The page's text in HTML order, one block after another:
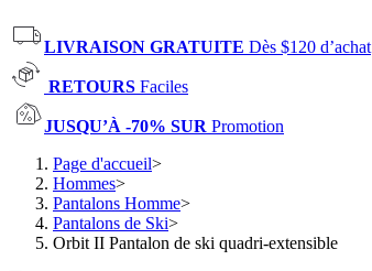
LIVRAISON GRATUITE Dès $120 d’achat
RETOURS Faciles
JUSQU’À -70% SUR Promotion
Page d'accueil>
Hommes>
Pantalons Homme>
Pantalons de Ski>
Orbit II Pantalon de ski quadri-extensible